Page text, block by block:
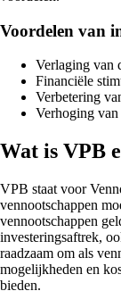
Voordelen van
Verlaging van
Financiële
Verbetering
Verhoging
Wat is VPB
VPB staat voor
vennootschappen
vennootschappen
investeringsaftrek,
raadzaam om als
mogelijkheden en
bieden.